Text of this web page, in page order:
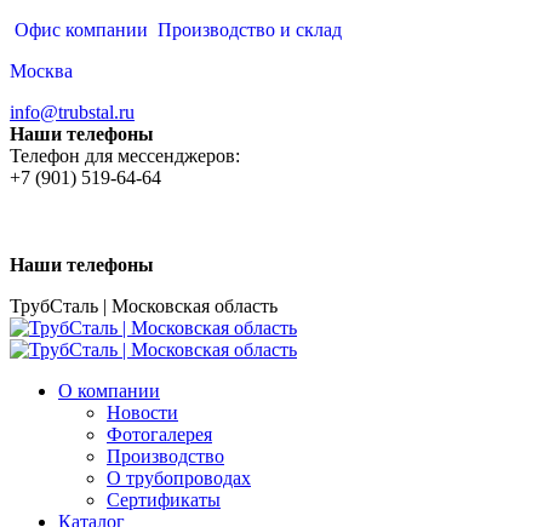
Перейти
содержанию
Офис компании Производство и склад
Москва
info@trubstal.ru
Наши телефоны
Телефон для мессенджеров:
+7 (901) 519-64-64
Наши телефоны
ТрубСталь | Московская область
О компании
Новости
Фотогалерея
Производство
О трубопроводах
Сертификаты
Каталог